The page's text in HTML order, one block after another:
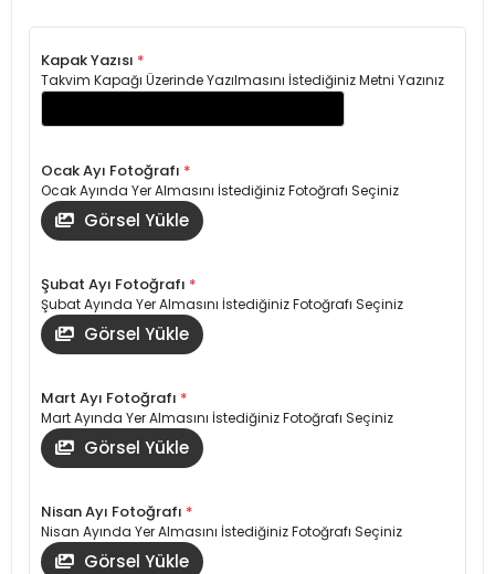
Kapak Yazısı *
Takvim Kapağı Üzerinde Yazılmasını İstediğiniz Metni Yazınız
Ocak Ayı Fotoğrafı *
Ocak Ayında Yer Almasını İstediğiniz Fotoğrafı Seçiniz
Görsel Yükle
Şubat Ayı Fotoğrafı *
Şubat Ayında Yer Almasını İstediğiniz Fotoğrafı Seçiniz
Görsel Yükle
Mart Ayı Fotoğrafı *
Mart Ayında Yer Almasını İstediğiniz Fotoğrafı Seçiniz
Görsel Yükle
Nisan Ayı Fotoğrafı *
Nisan Ayında Yer Almasını İstediğiniz Fotoğrafı Seçiniz
Görsel Yükle